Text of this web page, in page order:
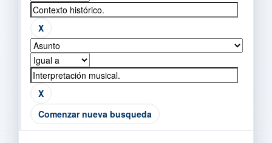
Comenzar nueva busqueda